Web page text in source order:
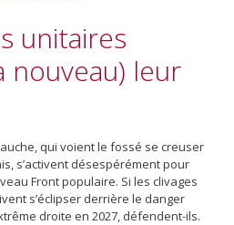
unitaires
nouveau) leur
qui voient le fossé se creuser
s’activent désespérément pour
Front populaire. Si les clivages
s’éclipser derrière le danger
droite en 2027, défendent-ils.